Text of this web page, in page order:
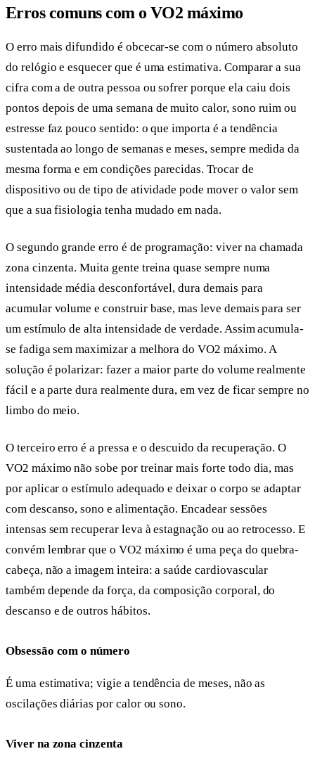
Erros comuns com o VO2 máximo
O erro mais difundido é obcecar-se com o número absoluto
do relógio e esquecer que é uma estimativa. Comparar a sua
cifra com a de outra pessoa ou sofrer porque ela caiu dois
pontos depois de uma semana de muito calor, sono ruim ou
estresse faz pouco sentido: o que importa é a tendência
sustentada ao longo de semanas e meses, sempre medida da
mesma forma e em condições parecidas. Trocar de
dispositivo ou de tipo de atividade pode mover o valor sem
que a sua fisiologia tenha mudado em nada.
O segundo grande erro é de programação: viver na chamada
zona cinzenta. Muita gente treina quase sempre numa
intensidade média desconfortável, dura demais para
acumular volume e construir base, mas leve demais para ser
um estímulo de alta intensidade de verdade. Assim acumula-
se fadiga sem maximizar a melhora do VO2 máximo. A
solução é polarizar: fazer a maior parte do volume realmente
fácil e a parte dura realmente dura, em vez de ficar sempre no
limbo do meio.
O terceiro erro é a pressa e o descuido da recuperação. O
VO2 máximo não sobe por treinar mais forte todo dia, mas
por aplicar o estímulo adequado e deixar o corpo se adaptar
com descanso, sono e alimentação. Encadear sessões
intensas sem recuperar leva à estagnação ou ao retrocesso. E
convém lembrar que o VO2 máximo é uma peça do quebra-
cabeça, não a imagem inteira: a saúde cardiovascular
também depende da força, da composição corporal, do
descanso e de outros hábitos.
Obsessão com o número
É uma estimativa; vigie a tendência de meses, não as
oscilações diárias por calor ou sono.
Viver na zona cinzenta